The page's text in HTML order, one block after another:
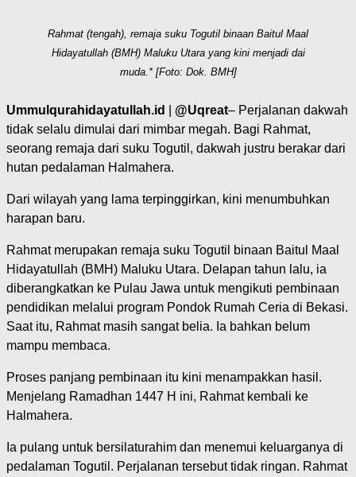
Rahmat (tengah), remaja suku Togutil binaan Baitul Maal
Hidayatullah (BMH) Maluku Utara yang kini menjadi dai
muda.* [Foto: Dok. BMH]
Ummulqurahidayatullah.id @Uqreat– Perjalanan dakwah
tidak selalu dimulai dari mimbar megah. Bagi Rahmat,
seorang remaja dari suku Togutil, dakwah justru berakar dari
hutan pedalaman Halmahera.
Dari wilayah yang lama terpinggirkan, kini menumbuhkan
harapan baru.
Rahmat merupakan remaja suku Togutil binaan Baitul Maal
Hidayatullah (BMH) Maluku Utara. Delapan tahun lalu, ia
diberangkatkan ke Pulau Jawa untuk mengikuti pembinaan
pendidikan melalui program Pondok Rumah Ceria di Bekasi.
Saat itu, Rahmat masih sangat belia. Ia bahkan belum
mampu membaca.
Proses panjang pembinaan itu kini menampakkan hasil.
Menjelang Ramadhan 1447 H ini, Rahmat kembali ke
Halmahera.
Ia pulang untuk bersilaturahim dan menemui keluarganya di
pedalaman Togutil. Perjalanan tersebut tidak ringan. Rahmat